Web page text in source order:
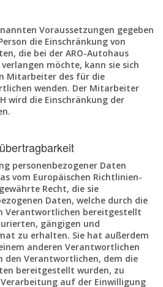
Voraussetzungen gegeben
die Einschränkung von
die bei der ARO-Autohaus
möchte, kann sie sich
Mitarbeiter des für die
wenden. Der Mitarbeiter
wird die Einschränkung der
personenbezogener Daten
vom Europäischen Richtlinien-
Recht, die sie
Daten, welche durch die
Verantwortlichen bereitgestellt
gängigen und
zu erhalten. Sie hat außerdem
anderen Verantwortlichen
den Verantwortlichen, dem die
bereitgestellt wurden, zu
auf der Einwilligung